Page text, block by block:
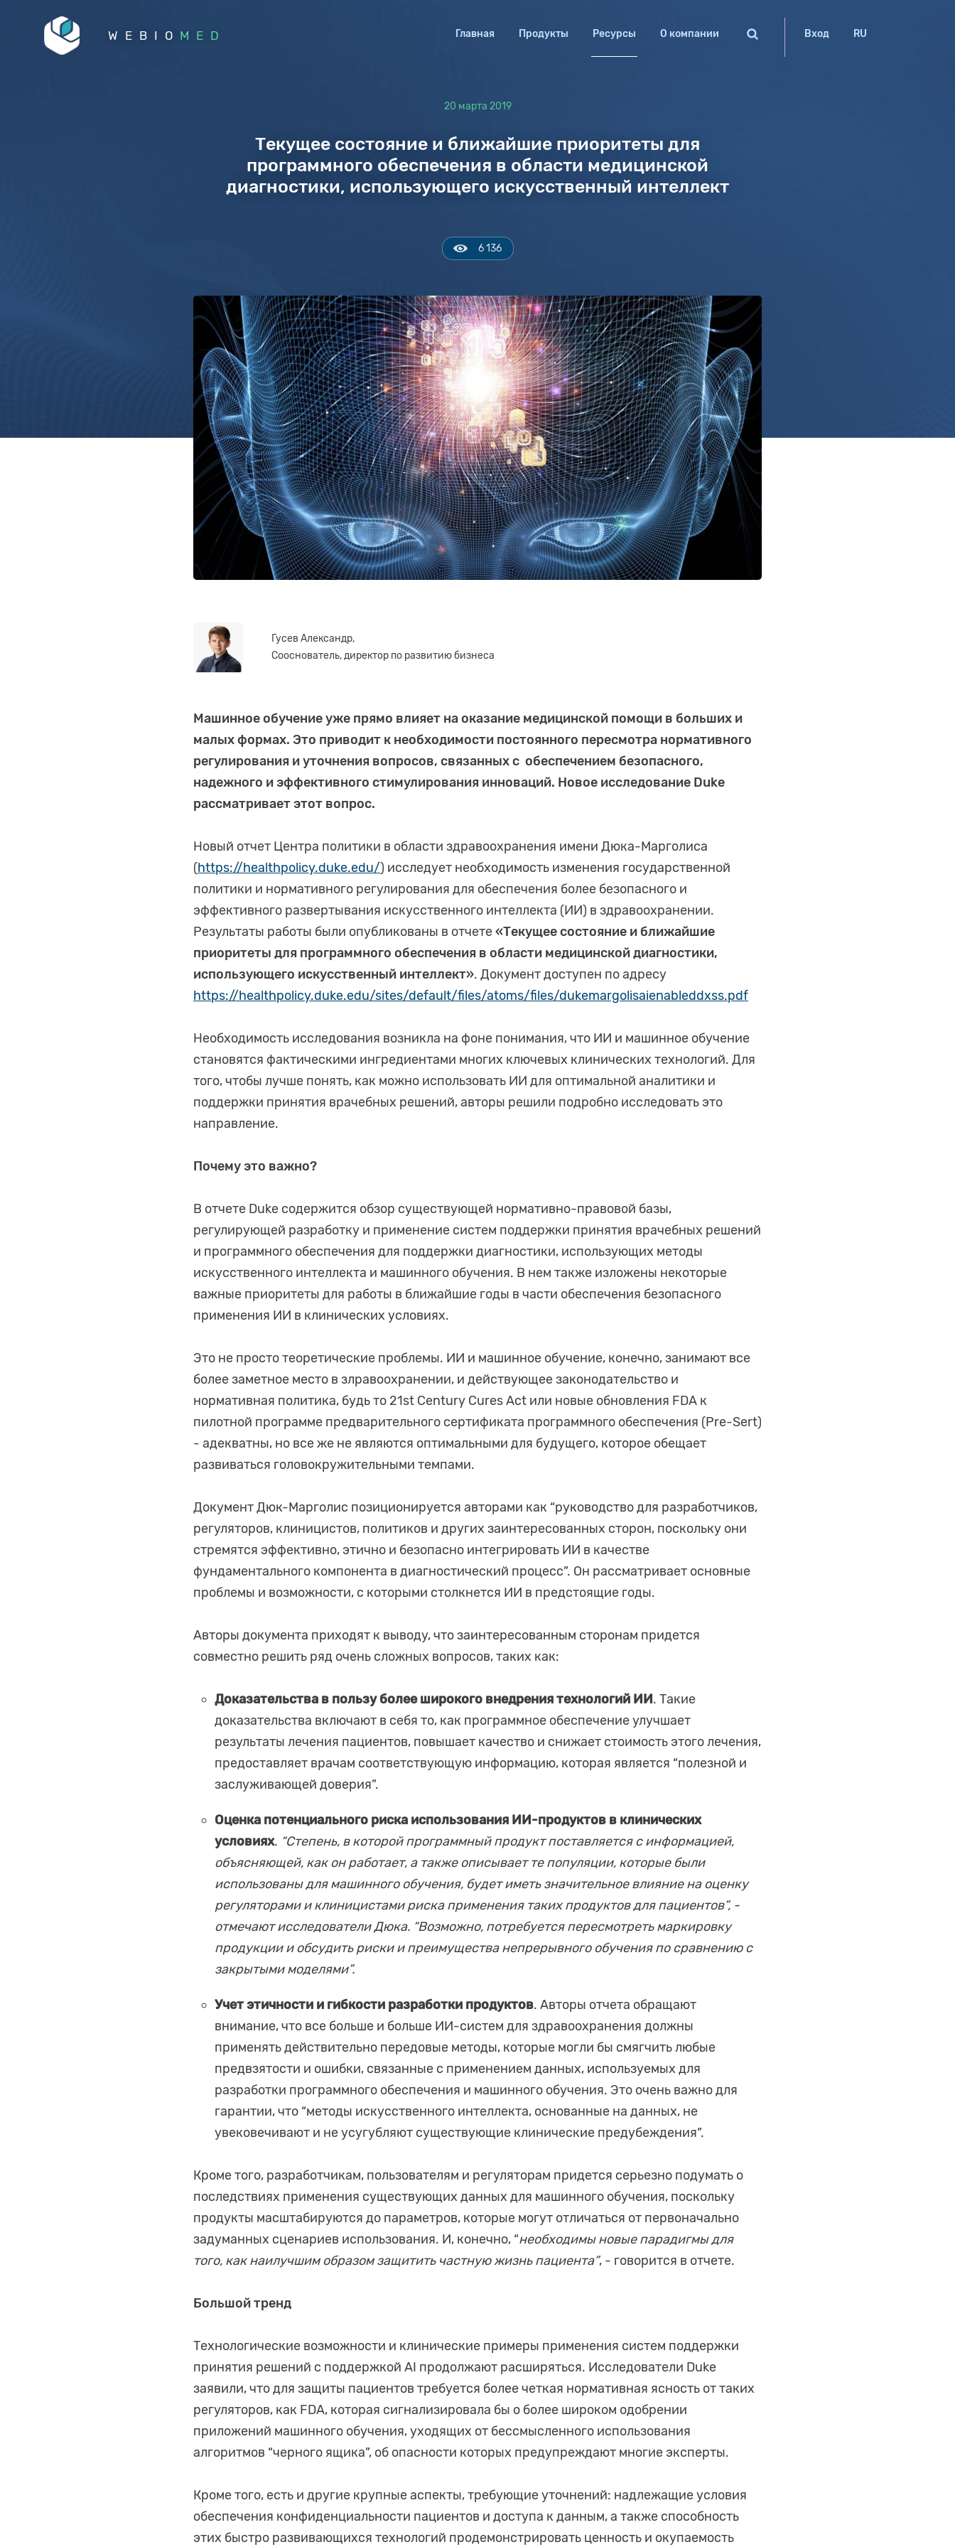
WEBIO MED Главная Продукты Ресурсы О компании Вход RU
20 марта 2019
Текущее состояние и ближайшие приоритеты для
программного обеспечения в области медицинской
диагностики, использующего искусственный интеллект
6 136
Гусев Александр,
Сооснователь, директор по развитию бизнеса
Машинное обучение уже прямо влияет на оказание медицинской помощи в больших и
малых формах. Это приводит к необходимости постоянного пересмотра нормативного
регулирования и уточнения вопросов, связанных с обеспечением безопасного,
надежного и эффективного стимулирования инноваций. Новое исследование Duke
рассматривает этот вопрос.
Новый отчет Центра политики в области здравоохранения имени Дюка-Марголиса
(https://healthpolicy.duke.edu/) исследует необходимость изменения государственной
политики и нормативного регулирования для обеспечения более безопасного и
эффективного развертывания искусственного интеллекта (ИИ) в здравоохранении.
Результаты работы были опубликованы в отчете«Текущее состояние и ближайшие
приоритеты для программного обеспечения в области медицинской диагностики,
использующего искусственный интеллект». Документ доступен по адресу
https://healthpolicy.duke.edu/sites/default/files/atoms/files/dukemargolisaienableddxss.pdf
Необходимость исследования возникла на фоне понимания, что ИИ и машинное обучение
становятся фактическими ингредиентами многих ключевых клинических технологий. Для
того, чтобы лучше понять, как можно использовать ИИ для оптимальной аналитики и
поддержки принятия врачебных решений, авторы решили подробно исследовать это
направление.
Почему это важно?
В отчете Duke содержится обзор существующей нормативно-правовой базы,
регулирующей разработку и применение систем поддержки принятия врачебных решений
и программного обеспечения для поддержки диагностики, использующих методы
искусственного интеллекта и машинного обучения. В нем также изложены некоторые
важные приоритеты для работы в ближайшие годы в части обеспечения безопасного
применения ИИ в клинических условиях.
Это не просто теоретические проблемы. ИИ и машинное обучение, конечно, занимают все
более заметное место в злравоохранении, и действующее законодательство и
нормативная политика, будь то 21st Century Cures Act или новые обновления FDA к
пилотной программе предварительного сертификата программного обеспечения (Pre-Sert)
- адекватны, но все же не являются оптимальными для будущего, которое обещает
развиваться головокружительными темпами.
Документ Дюк-Марголис позиционируется авторами как “руководство для разработчиков,
регуляторов, клиницистов, политиков и других заинтересованных сторон, поскольку они
стремятся эффективно, этично и безопасно интегрировать ИИ в качестве
фундаментального компонента в диагностический процесс”. Он рассматривает основные
проблемы и возможности, с которыми столкнется ИИ в предстоящие годы.
Авторы документа приходят к выводу, что заинтересованным сторонам придется
совместно решить ряд очень сложных вопросов, таких как:
Доказательства в пользу более широкого внедрения технологий ИИ. Такие
доказательства включают в себя то, как программное обеспечение улучшает
результаты лечения пациентов, повышает качество и снижает стоимость этого лечения,
предоставляет врачам соответствующую информацию, которая является “полезной и
заслуживающей доверия”.
Оценка потенциального риска использования ИИ-продуктов в клинических
условиях. “Степень, в которой программный продукт поставляется с информацией,
объясняющей, как он работает, а также описывает те популяции, которые были
использованы для машинного обучения, будет иметь значительное влияние на оценку
регуляторами и клиницистами риска применения таких продуктов для пациентов”, -
отмечают исследователи Дюка. “Возможно, потребуется пересмотреть маркировку
продукции и обсудить риски и преимущества непрерывного обучения по сравнению с
закрытыми моделями”.
Учет этичности и гибкости разработки продуктов. Авторы отчета обращают
внимание, что все больше и больше ИИ-систем для здравоохранения должны
применять действительно передовые методы, которые могли бы смягчить любые
предвзятости и ошибки, связанные с применением данных, используемых для
разработки программного обеспечения и машинного обучения. Это очень важно для
гарантии, что “методы искусственного интеллекта, основанные на данных, не
увековечивают и не усугубляют существующие клинические предубеждения”.
Кроме того, разработчикам, пользователям и регуляторам придется серьезно подумать о
последствиях применения существующих данных для машинного обучения, поскольку
продукты масштабируются до параметров, которые могут отличаться от первоначально
задуманных сценариев использования. И, конечно, “необходимы новые парадигмы для
того, как наилучшим образом защитить частную жизнь пациента”, - говорится в отчете.
Большой тренд
Технологические возможности и клинические примеры применения систем поддержки
принятия решений с поддержкой AI продолжают расширяться. Исследователи Duke
заявили, что для защиты пациентов требуется более четкая нормативная ясность от таких
регуляторов, как FDA, которая сигнализировала бы о более широком одобрении
приложений машинного обучения, уходящих от бессмысленного использования
алгоритмов “черного ящика”, об опасности которых предупреждают многие эксперты.
Кроме того, есть и другие крупные аспекты, требующие уточнений: надлежащие условия
обеспечения конфиденциальности пациентов и доступа к данным, а также способность
этих быстро развивающихся технологий продемонстрировать ценность и окупаемость